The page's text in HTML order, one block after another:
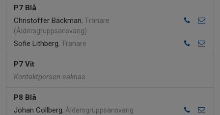
P7 Blå
Christoffer Bäckman, Tränare
(Åldersgruppsansvarig)
Sofie Lithberg, Tränare
P7 Vit
Kontaktperson saknas
P8 Blå
Johan Collberg, Åldersgruppsansvarig